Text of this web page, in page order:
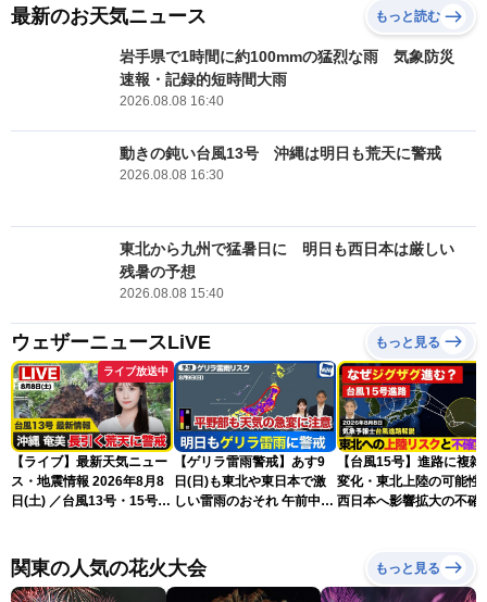
最新のお天気ニュース もっと読む
岩手県で1時間に約100mmの猛烈な雨 気象防災
速報・記録的短時間大雨
2026.08.08 16:40
動きの鈍い台風13号 沖縄は明日も荒天に警戒
2026.08.08 16:30
東北から九州で猛暑日に 明日も西日本は厳しい
残暑の予想
2026.08.08 15:40
ウェザーニュースLiVE もっと見る
ライブ放送中
【ライブ】最新天気ニュー
ス・地震情報 2026年8月8
日(土) ／台風13号・15号
ーニュースLiVEムーン・戸
北美月／芳野達郎〉
【ゲリラ雷雨警戒】あす9
日(日)も東北や東日本で激
しい雷雨のおそれ 午前中か
【台風15号】進路に複雑
変化・東北上陸の可能性
西日本へ影響拡大の不確
関東の人気の花火大会 もっと見る